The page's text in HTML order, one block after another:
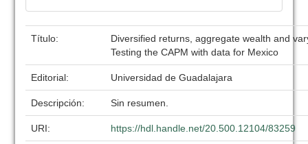
Título:
Diversified returns, aggregate wealth and
Testing the CAPM with data for Mexico
Editorial: Universidad de Guadalajara
Descripción: Sin resumen.
URI: https://hdl.handle.net/20.500.12104/83259